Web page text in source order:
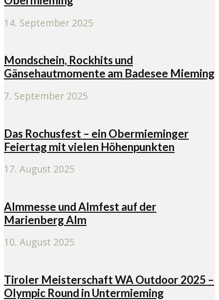
14. September 2025
Mondschein, Rockhits und
Gänsehautmomente am Badesee Mieming
7. September 2025
Das Rochusfest – ein Obermieminger
Feiertag mit vielen Höhenpunkten
17. August 2025
Almmesse und Almfest auf der
Marienberg Alm
10. August 2025
Tiroler Meisterschaft WA Outdoor 2025 –
Olympic Round in Untermieming